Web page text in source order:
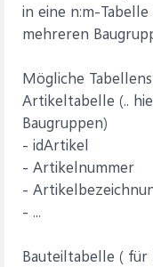
in eine n:m-
mehreren
Mögliche
Artikeltabelle (..
Baugruppen)
- idArtikel
- Artikelnummer
-
- ...
Bauteiltabelle ( für